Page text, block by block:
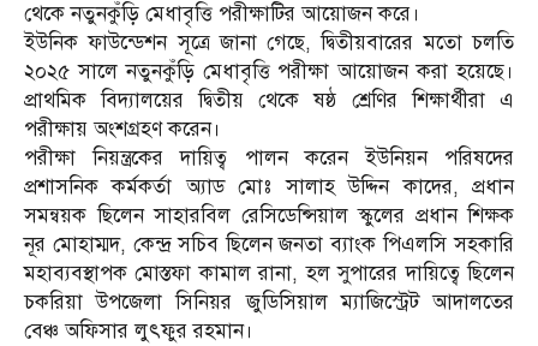
থেকে নতুনকুঁড়ি মেধাবৃত্তি পরীক্ষাটির আয়োজন করে।
ইউনিক ফাউন্ডেশন সূত্রে জানা গেছে, দ্বিতীয়বারের মতো চলতি
২০২৫ সালে নতুনকুঁড়ি মেধাবৃত্তি পরীক্ষা আয়োজন করা হয়েছে।
প্রাথমিক বিদ্যালয়ের দ্বিতীয় থেকে ষষ্ঠ শ্রেণির শিক্ষার্থীরা এ
পরীক্ষায় অংশগ্রহণ করেন।
পরীক্ষা নিয়ন্ত্রকের দায়িত্ব পালন করেন ইউনিয়ন পরিষদের
প্রশাসনিক কর্মকর্তা অ্যাড মোঃ সালাহ উদ্দিন কাদের, প্রধান
সমন্বয়ক ছিলেন সাহারবিল রেসিডেন্সিয়াল স্কুলের প্রধান শিক্ষক
নূর মোহাম্মদ, কেন্দ্র সচিব ছিলেন জনতা ব্যাংক পিএলসি সহকারি
মহাব্যবস্থাপক মোস্তফা কামাল রানা, হল সুপারের দায়িত্বে ছিলেন
চকরিয়া উপজেলা সিনিয়র জুডিসিয়াল ম্যাজিস্ট্রেট আদালতের
বেঞ্চ অফিসার লুৎফুর রহমান।